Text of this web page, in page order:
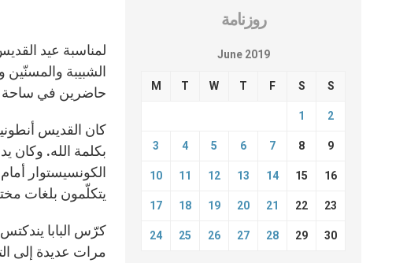
الشبيبة والمسنّين
حاضرين في ساحة
كان القديس
بكلمة الله.
الكونسيستوار
يتكلّمون بلغات
مرات عديدة إلى
روزنامة
June 2019
M T W T F S S
1 2
3 4 5 6 7 8 9
10 11 12 13 14 15 16
17 18 19 20 21 22 23
24 25 26 27 28 29 30